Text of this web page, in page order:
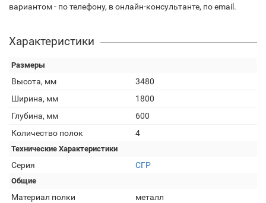
вариантом - по телефону, в онлайн-консультанте, по email.
Характеристики
Размеры
Высота, мм
3480
Ширина, мм
1800
Глубина, мм
600
Количество полок
4
Технические Характеристики
Серия СГР
Общие
Материал полки
металл